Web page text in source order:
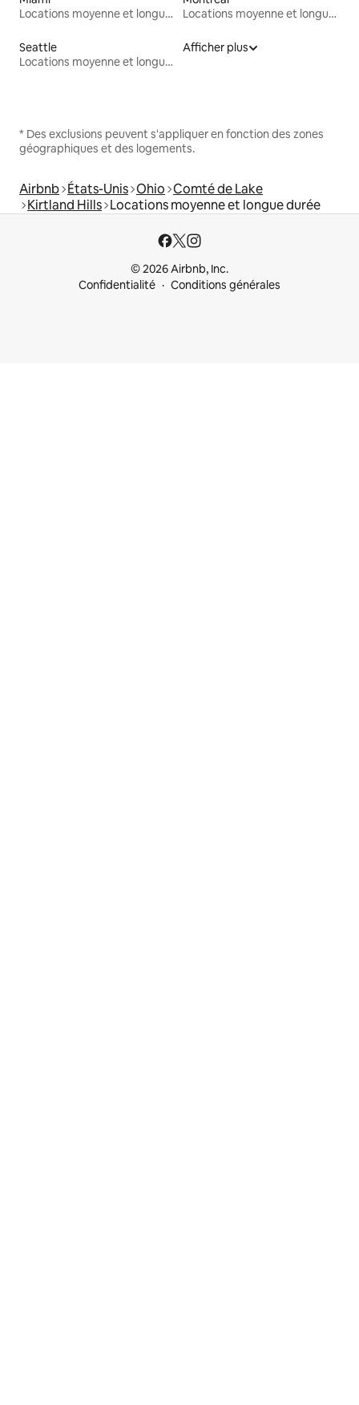
Locations moyenne et longue durée
Locations moyenne et longue durée
Seattle
Locations moyenne et longue durée
Afficher plus
* Des exclusions peuvent s'appliquer en fonction des zones
géographiques et des logements.
Airbnb États-Unis Ohio Comté de Lake
Kirtland Hills Locations moyenne et longue durée
© 2026 Airbnb, Inc.
Confidentialité
Conditions générales